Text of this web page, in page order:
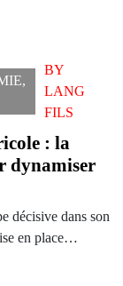
,
BY
LANG
FILS
: la
dynamiser
décisive dans son
en place…